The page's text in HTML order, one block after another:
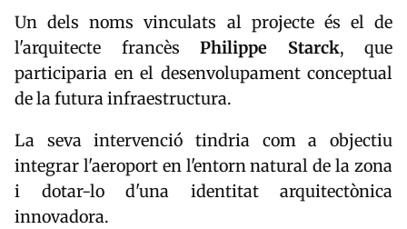
Un dels noms vinculats al projecte és el de
l'arquitecte francès Philippe Starck, que
participaria en el desenvolupament conceptual
de la futura infraestructura.
La seva intervenció tindria com a objectiu
integrar l'aeroport en l'entorn natural de la zona
i dotar-lo d'una identitat arquitectònica
innovadora.